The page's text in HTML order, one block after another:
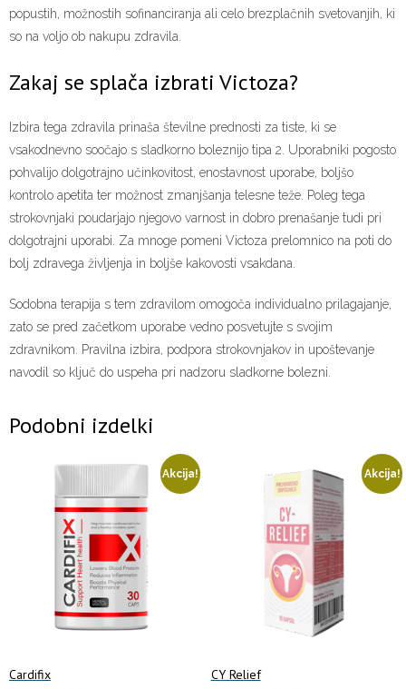
popustih, možnostih sofinanciranja ali celo brezplačnih svetovanjih, ki
so na voljo ob nakupu zdravila.
Zakaj se splača izbrati Victoza?
Izbira tega zdravila prinaša številne prednosti za tiste, ki se
vsakodnevno soočajo s sladkorno boleznijo tipa 2. Uporabniki pogosto
pohvalijo dolgotrajno učinkovitost, enostavnost uporabe, boljšo
kontrolo apetita ter možnost zmanjšanja telesne teže. Poleg tega
strokovnjaki poudarjajo njegovo varnost in dobro prenašanje tudi pri
dolgotrajni uporabi. Za mnoge pomeni Victoza prelomnico na poti do
bolj zdravega življenja in boljše kakovosti vsakdana.
Sodobna terapija s tem zdravilom omogoča individualno prilagajanje,
zato se pred začetkom uporabe vedno posvetujte s svojim
zdravnikom. Pravilna izbira, podpora strokovnjakov in upoštevanje
navodil so ključ do uspeha pri nadzoru sladkorne bolezni.
Podobni izdelki
Akcija!
Cardifix
Akcija!
CY Relief